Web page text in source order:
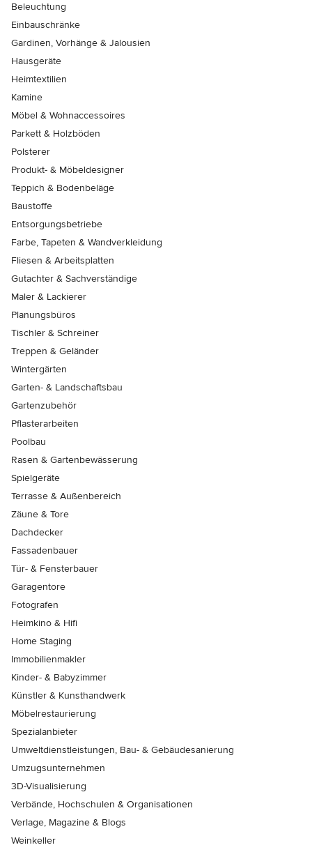
Beleuchtung
Einbauschränke
Gardinen, Vorhänge & Jalousien
Hausgeräte
Heimtextilien
Kamine
Möbel & Wohnaccessoires
Parkett & Holzböden
Polsterer
Produkt- & Möbeldesigner
Teppich & Bodenbeläge
Baustoffe
Entsorgungsbetriebe
Farbe, Tapeten & Wandverkleidung
Fliesen & Arbeitsplatten
Gutachter & Sachverständige
Maler & Lackierer
Planungsbüros
Tischler & Schreiner
Treppen & Geländer
Wintergärten
Garten- & Landschaftsbau
Gartenzubehör
Pflasterarbeiten
Poolbau
Rasen & Gartenbewässerung
Spielgeräte
Terrasse & Außenbereich
Zäune & Tore
Dachdecker
Fassadenbauer
Tür- & Fensterbauer
Garagentore
Fotografen
Heimkino & Hifi
Home Staging
Immobilienmakler
Kinder- & Babyzimmer
Künstler & Kunsthandwerk
Möbelrestaurierung
Spezialanbieter
Umweltdienstleistungen, Bau- & Gebäudesanierung
Umzugsunternehmen
3D-Visualisierung
Verbände, Hochschulen & Organisationen
Verlage, Magazine & Blogs
Weinkeller